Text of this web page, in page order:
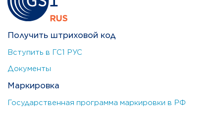
Получить штриховой код
Вступить в ГС1 РУС
Документы
Маркировка
Государственная программа маркировки в РФ